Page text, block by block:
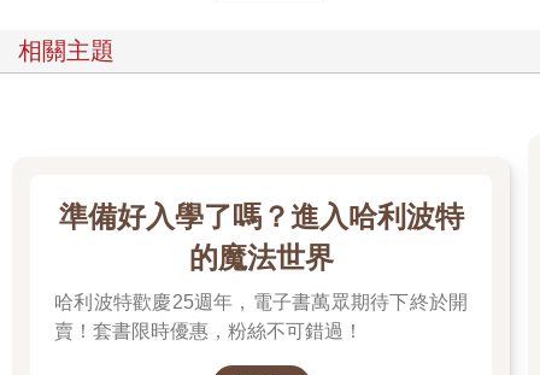
相關主題
準備好入學了嗎？進入哈利波特
的魔法世界
哈利波特歡慶25週年，電子書萬眾期待下終於開
賣！套書限時優惠，粉絲不可錯過！